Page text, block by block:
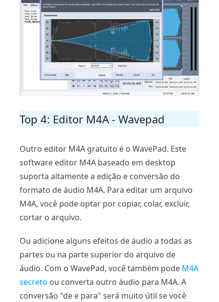
Top 4: Editor M4A - Wavepad
Outro editor M4A gratuito é o WavePad. Este
software editor M4A baseado em desktop
suporta altamente a edição e conversão do
formato de áudio M4A. Para editar um arquivo
M4A, você pode optar por copiar, colar, excluir,
cortar o arquivo.
Ou adicione alguns efeitos de áudio a todas as
partes ou na parte superior do arquivo de
áudio. Com o WavePad, você também pode M4A
secreto ou converta outro áudio para M4A. A
conversão "de e para" será muito útil se você